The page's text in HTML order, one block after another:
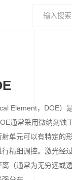
Element，DOE）
通常采用微纳刻蚀
单元可以有特定的
精细调控。激光经
（通常为无穷远或